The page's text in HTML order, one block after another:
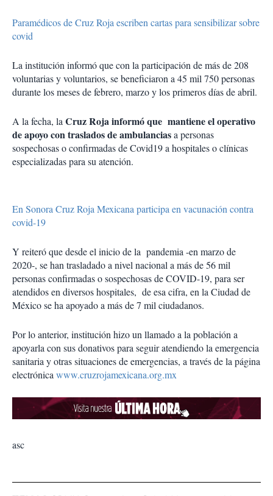
Paramédicos de Cruz Roja escriben cartas para sensibilizar sobre
covid
La institución informó que con la participación de más de 208
voluntarias y voluntarios, se beneficiaron a 45 mil 750 personas
durante los meses de febrero, marzo y los primeros días de abril.
A la fecha, laCruz Roja informó que mantiene el operativo
de apoyo con traslados de ambulanciasa personas
sospechosas o confirmadas de Covid19 a hospitales o clínicas
especializadas para su atención.
En Sonora Cruz Roja Mexicana participa en vacunación contra
covid-19
Y reiteró que desde el inicio de la pandemia -en marzo de
2020-, se han trasladado a nivel nacional a más de 56 mil
personas confirmadas o sospechosas de COVID-19, para ser
atendidos en diversos hospitales, de esa cifra, en la Ciudad de
México se ha apoyado a más de 7 mil ciudadanos.
Por lo anterior, institución hizo un llamado a la población a
apoyarla con sus donativos para seguir atendiendo la emergencia
sanitaria y otras situaciones de emergencias, a través de la página
electrónicawww.cruzrojamexicana.org.mx
asc